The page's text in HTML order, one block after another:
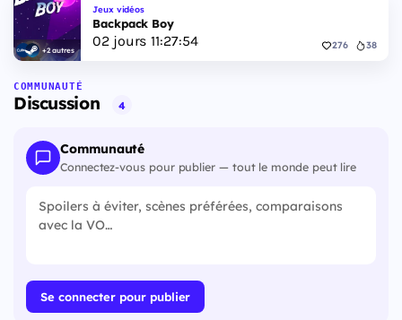
+2 autres
Jeux vidéos
Backpack Boy
02jours 11:27:53 276 38
COMMUNAUTÉ
Discussion 4
Communauté
Connectez-vous pour publier — tout le monde peut lire
Se connecter pour publier